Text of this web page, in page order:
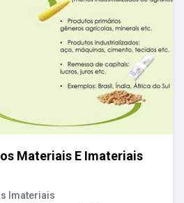
Materiais E Imateriais
Imateriais